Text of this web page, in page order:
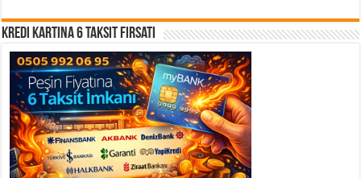
Kredi Kartına 6 Taksit Fırsatı